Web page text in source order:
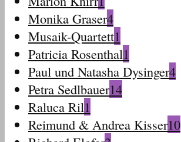
Monika Graser4
Musaik-Quartett1
Patricia Rosenthal1
Paul und Natasha Dysinger4
Petra Sedlbauer14
Raluca Ril1
Reimund & Andrea Kisser10